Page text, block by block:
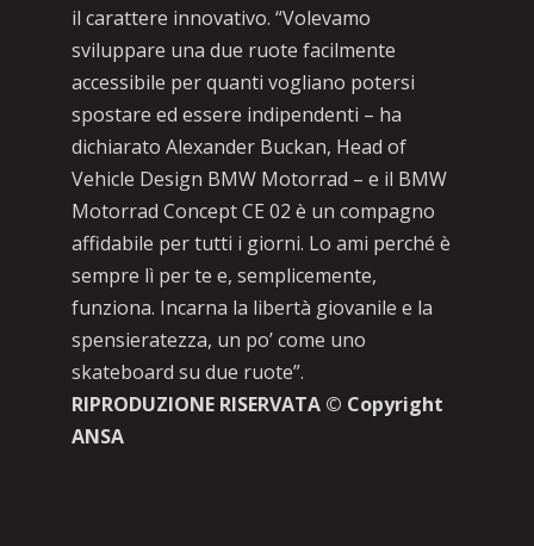
il carattere innovativo. “Volevamo
sviluppare una due ruote facilmente
accessibile per quanti vogliano potersi
spostare ed essere indipendenti – ha
dichiarato Alexander Buckan, Head of
Vehicle Design BMW Motorrad – e il BMW
Motorrad Concept CE 02 è un compagno
affidabile per tutti i giorni. Lo ami perché è
sempre lì per te e, semplicemente,
funziona. Incarna la libertà giovanile e la
spensieratezza, un po’ come uno
skateboard su due ruote”.
RIPRODUZIONE RISERVATA © Copyright
ANSA